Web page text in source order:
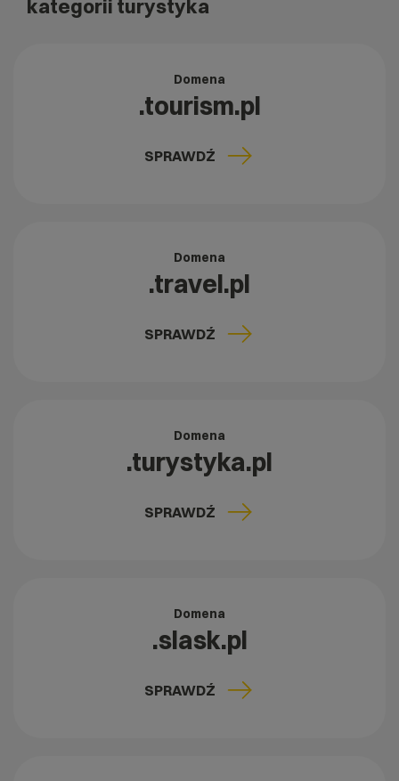
kategorii turystyka
Domena
.tourism.pl
SPRAWDŹ
Domena
.travel.pl
SPRAWDŹ
Domena
.turystyka.pl
SPRAWDŹ
Domena
.slask.pl
SPRAWDŹ